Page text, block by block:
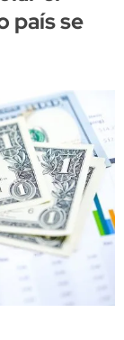
país se